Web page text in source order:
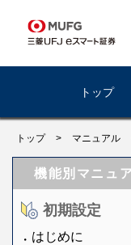
トップ
トップ > マニュアル
機能別マニュ
初期設定
はじめに